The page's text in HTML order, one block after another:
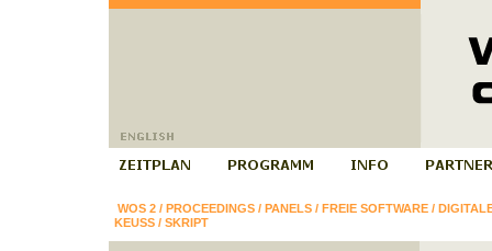
WOS 2/ PROCEEDINGS/ PANELS/ FREIE SOFTWARE/
KEUSS/ SKRIPT